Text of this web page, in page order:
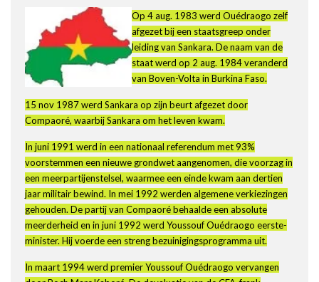
Op 4 aug. 1983 werd Ouédraogo zelf
afgezet bij een staatsgreep onder
leiding van Sankara. De naam van de
staat werd op 2 aug. 1984 veranderd
van Boven-Volta in Burkina Faso.
15 nov 1987 werd Sankara op zijn beurt afgezet door
Compaoré, waarbij Sankara om het leven kwam.
In juni 1991 werd in een nationaal referendum met 93%
voorstemmen een nieuwe grondwet aangenomen, die voorzag in
een meerpartijenstelsel, waarmee een einde kwam aan dertien
jaar militair bewind. In mei 1992 werden algemene verkiezingen
gehouden. De partij van Compaoré behaalde een absolute
meerderheid en in juni 1992 werd Youssouf Ouédraogo eerste-
minister. Hij voerde een streng bezuinigingsprogramma uit.
In maart 1994 werd premier Youssouf Ouédraogo vervangen